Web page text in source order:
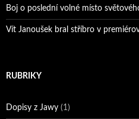
Boj o poslední volné místo
Vít Janoušek bral stříbro v
RUBRIKY
Dopisy z Jawy (1)